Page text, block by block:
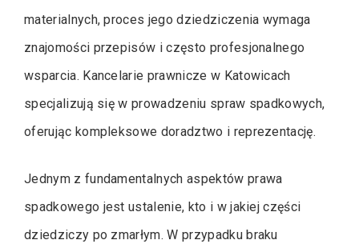
materialnych, proces jego dziedziczenia wymaga
znajomości przepisów i często profesjonalnego
wsparcia. Kancelarie prawnicze w Katowicach
specjalizują się w prowadzeniu spraw spadkowych,
oferując kompleksowe doradztwo i reprezentację.
Jednym z fundamentalnych aspektów prawa
spadkowego jest ustalenie, kto i w jakiej części
dziedziczy po zmarłym. W przypadku braku